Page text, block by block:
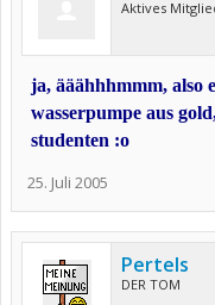
Aktives
ja, ääähhhmmm, also
wasserpumpe aus
studenten :o
25. Juli 2005
Pertels
DER TOM